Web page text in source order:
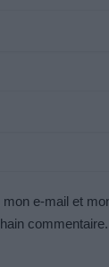
e-mail et
commentaire.